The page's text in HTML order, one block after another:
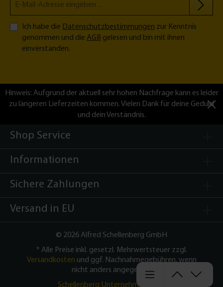
Ich habe die Datenschutzbestimmungen zur Kenntnis
genommen und die AGB gelesen und bin mit ihnen
einverstanden.
Hinweis: Aufgrund der aktuell sehr hohen Nachfrage kann es leider
zu längeren Lieferzeiten kommen. Vielen Dank für deine Geduld
und dein Verständnis.
Shop Service
Informationen
Sichere Zahlungen
Versand in EU
© 2026 Alfred Schellenberg GmbH
* Alle Preise inkl. gesetzl. Mehrwertsteuer zzgl.
Versandkosten und ggf. Nachnahmegebühren, wenn
nicht anders angegeben.
Schellenberg Unternehmensseite